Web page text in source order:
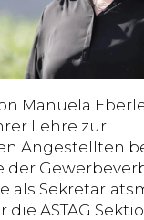
Manuela
Lehre zur
Angestellten
der
als
ASTAG